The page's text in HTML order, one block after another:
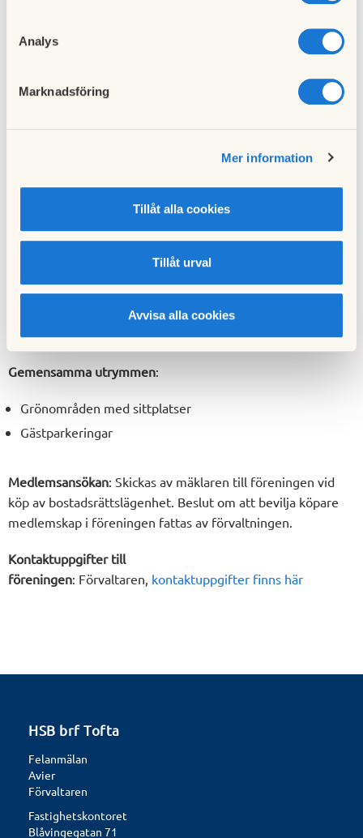
Analys
Marknadsföring
Mer information
Tillåt alla cookies
Tillåt urval
Avvisa alla cookies
från och med 2023-04-01
: Det ingår en parkeringsplats till varje lägenhet,
bor.Här kan du läsa mer om parkering.
om tv och bredband
Lägenhetsförråd:
Gemensamma utrymmen:
Grönområden med sittplatser
Gästparkeringar
Medlemsansökan: Skickas av mäklaren till föreningen vid
köp av bostadsrättslägenhet. Beslut om att bevilja köpare
medlemskap i föreningen fattas av förvaltningen.
Kontaktuppgifter till
föreningen: Förvaltaren, kontaktuppgifter finns här
HSB brf Tofta
Felanmälan
Avier
Förvaltaren
Fastighetskontoret
Blåvingegatan 71